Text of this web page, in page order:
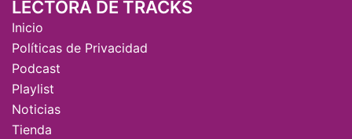
LECTORA DE TRACKS
Inicio
Políticas de Privacidad
Podcast
Playlist
Noticias
Tienda